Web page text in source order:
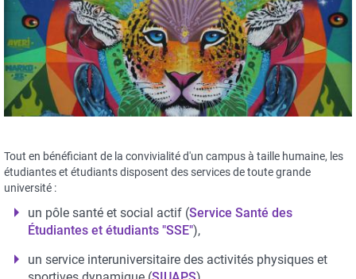
Tout en bénéficiant de la convivialité d'un campus à taille humaine, les
étudiantes et étudiants disposent des services de toute grande
université :
un pôle santé et social actif (Service Santé des
Étudiantes et étudiants "SSE"),
un service interuniversitaire des activités physiques et